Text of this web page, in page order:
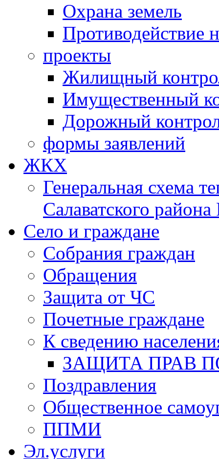
Охрана земель
Противодействие
проекты
Жилищный
Имущественный
Дорожный
формы заявлений
ЖКХ
Генеральная схема
Салаватского района
Село и граждане
Собрания граждан
Обращения
Защита от ЧС
Почетные граждане
К сведению
ЗАЩИТА ПРАВ
Поздравления
Общественное
ППМИ
Эл.услуги